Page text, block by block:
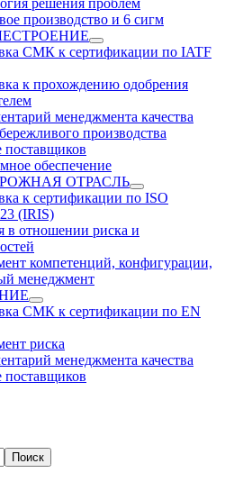
решения проблем
производство и 6 сигм
СМК к сертификации по IATF
к прохождению одобрения
менеджмента качества
производства
поставщиков
обеспечение
ОТРАСЛЬ
к сертификации по ISO
(IRIS)
в отношении риска и
компетенций, конфигурации,
менеджмент
СМК к сертификации по EN
риска
менеджмента качества
поставщиков
Поиск